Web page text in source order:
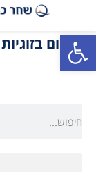
פתח סרגל נגישות
שעמום בזוגיות